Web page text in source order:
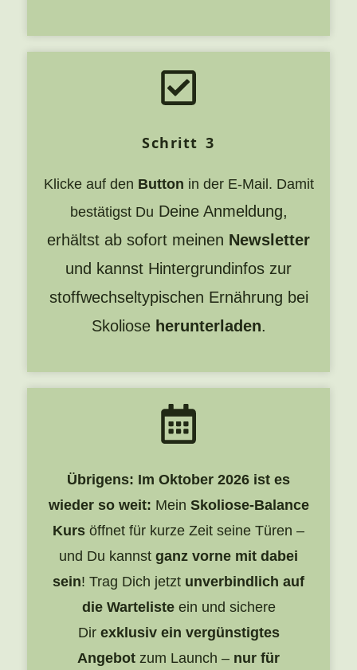
Schritt 3
Klicke auf den Button in der E-Mail. Damit
bestätigst Du Deine Anmeldung,
erhältst ab sofort meinen Newsletter
und kannst Hintergrundinfos zur
stoffwechseltypischen Ernährung bei
Skoliose herunterladen.
Übrigens: Im Oktober 2026 ist es
wieder so weit: Mein Skoliose-Balance
Kurs öffnet für kurze Zeit seine Türen –
und Du kannst ganz vorne mit dabei
sein! Trag Dich jetzt unverbindlich auf
die Wartelisteein und sichere
Dir exklusiv ein vergünstigtes
Angebot zum Launch – nur für